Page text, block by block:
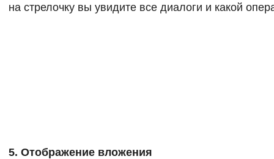
на стрелочку вы увидите все диалоги и какой
5. Отображение вложения